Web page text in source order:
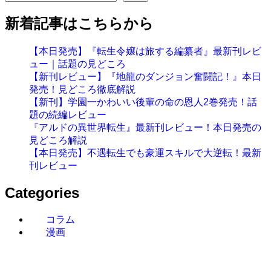
新着記事はこちらから
【本日発売】『転生令嬢は旅する編纂者』最新刊レビ
ュー｜話題の見どころ
【新刊レビュー】『地龍のダンジョン奮闘記！』本日
発売！見どころ徹底解説
【新刊】学園一かわいい後輩の命の恩人2巻発売！話
題の続編レビュー
『アルドの異世界転生』最新刊レビュー！本日発売の
見どころ解説
【本日発売】不遇転生でも豪運スキルで大逆転！最新
刊レビュー
Categories
コラム
漫画